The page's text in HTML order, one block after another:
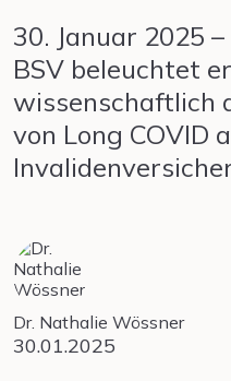
30. Januar 2025
BSV beleuchtet
wissenschaftlich
von Long COVID
Dr. Nathalie Wössner
30.01.2025